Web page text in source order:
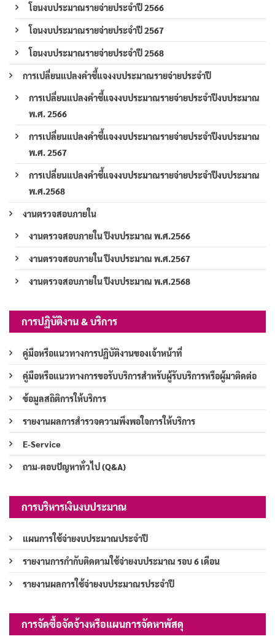
โอนงบประมาณรายจ่ายประจำปี 2566
โอนงบประมาณรายจ่ายประจำปี 2567
โอนงบประมาณรายจ่ายประจำปี 2568
การเปลี่ยนแปลงคำชี้แจงงบประมาณรายจ่ายประจำปี
การเปลี่ยนแปลงคำชี้แจงงบประมาณรายจ่ายประจำปีงบประมาณ
พ.ศ. 2566
การเปลี่ยนแปลงคำชี้แจงงบประมาณรายจ่ายประจำปีงบประมาณ
พ.ศ. 2567
การเปลี่ยนแปลงคำชี้แจงงบประมาณรายจ่ายประจำปีงบประมาณ
พ.ศ.2568
งานตรวจสอบภายใน
งานตรวจสอบภายใน ปีงบประมาณ พ.ศ.2566
งานตรวจสอบภายใน ปีงบประมาณ พ.ศ.2567
งานตรวจสอบภายใน ปีงบประมาณ พ.ศ.2568
การปฏิบัติงาน & บริการ
คู่มือหรือแนวทางการปฏิบัติงานของเจ้าหน้าที่
คู่มือหรือแนวทางการขอรับบริการสำหรับผู้รับบริการหรือผู้มาติดต่อ
ข้อมูลสถิติการให้บริการ
รายงานผลการสำรวจความพึงพอใจการให้บริการ
E-Service
ถาม-ตอบปัญหาทั่วไป (Q&A)
การบริหารเงินงบประมาณ
แผนการใช้จ่ายงบประมาณประจำปี
รายงานการกำกับติดตามใช้จ่ายงบประมาณ รอบ 6 เดือน
รายงานผลการใช้จ่ายงบประมาณรประจำปี
การจัดซื้อจัดจ้างหรือแผนการจัดหาพัสดุ